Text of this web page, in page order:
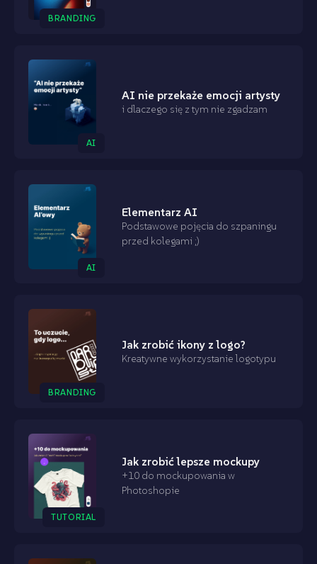
BRANDING
AI
AI nie przekaże emocji artysty
i dlaczego się z tym nie zgadzam
AI
Elementarz AI
Podstawowe pojęcia do szpaningu
przed kolegami ;)
BRANDING
Jak zrobić ikony z logo?
Kreatywne wykorzystanie logotypu
TUTORIAL
Jak zrobić lepsze mockupy
+10 do mockupowania w
Photoshopie